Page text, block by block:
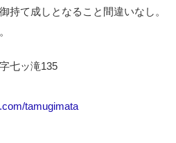
持て成しとなること間違いなし。
七ッ滝135
tamugimata